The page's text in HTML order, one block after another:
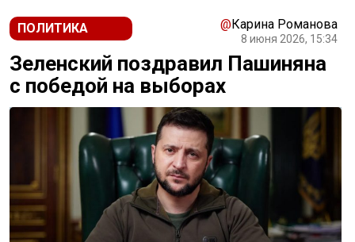
ПОЛИТИКА @Карина Романова
8 июня 2026, 15:34
Зеленский поздравил Пашиняна
с победой на выборах